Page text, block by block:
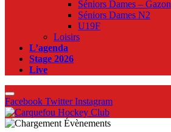
Séniors Dames – Gazon
Séniors Dames N2
U19F
Loisirs
L’agenda
Stage 2026
Live
Facebook Twitter Instagram